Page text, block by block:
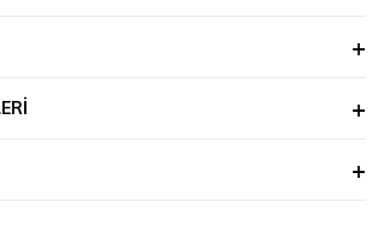
+/- 2cm fark olmaktadır.) Model Ölçüleri Boy:
cm’dir. Üst Boy : 70 cm’dir. Göğüs : 130